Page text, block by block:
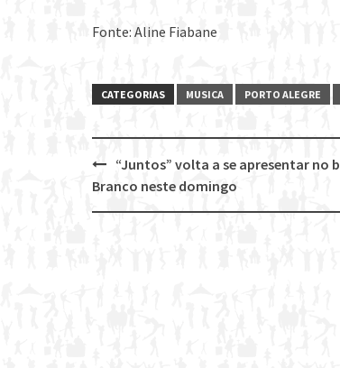
Fonte: Aline Fiabane
CATEGORIAS MUSICA PORTO ALEGRE
Post
navigation
“Juntos” volta a se apresentar no
Branco neste domingo